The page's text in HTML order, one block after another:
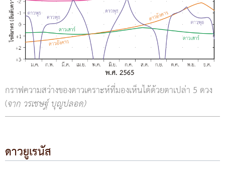
กราฟความสว่างของดาวเคราะห์ที่มองเห็นได้ด้วยตาเปล่า 5 ดวง
(จาก วรเชษฐ์ บุญปลอด)
ดาวยูเรนัส